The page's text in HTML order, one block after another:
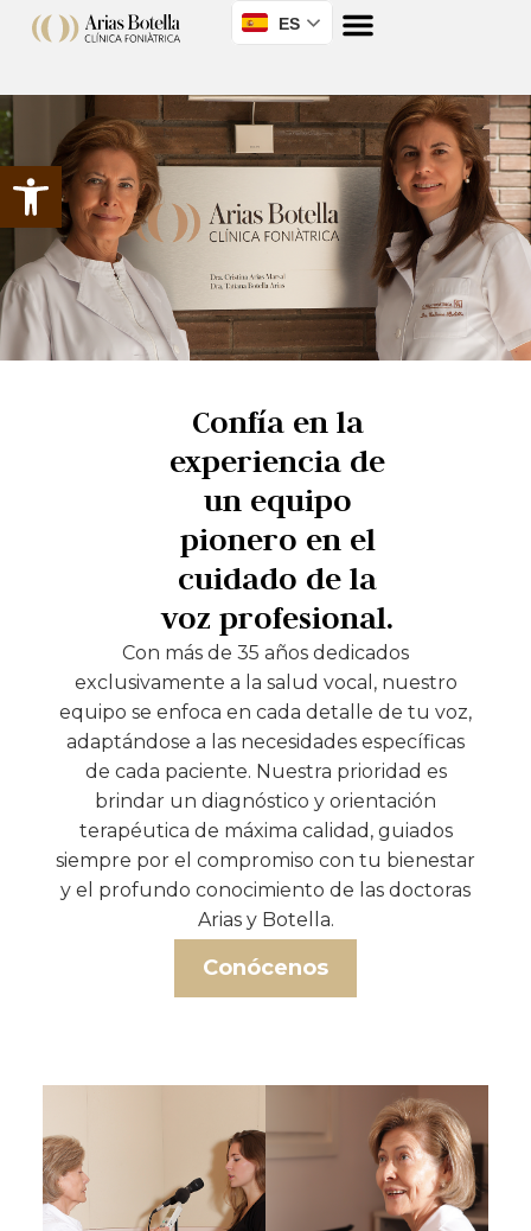
Abrir barra de herramientas
ES
Confía en la
experiencia de
un equipo
pionero en el
cuidado de la
voz profesional.
Con más de 35 años dedicados
exclusivamente a la salud vocal, nuestro
equipo se enfoca en cada detalle de tu voz,
adaptándose a las necesidades específicas
de cada paciente. Nuestra prioridad es
brindar un diagnóstico y orientación
terapéutica de máxima calidad, guiados
siempre por el compromiso con tu bienestar
y el profundo conocimiento de las doctoras
Arias y Botella.
Conócenos